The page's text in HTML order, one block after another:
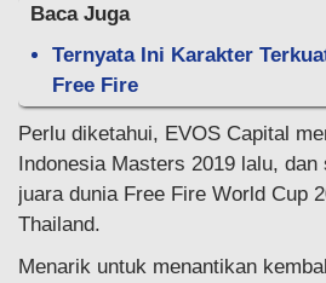
Baca Juga
Ternyata Ini Karakter
Free Fire
Perlu diketahui, EVOS Capital
Indonesia Masters 2019 lalu, dan
juara dunia Free Fire World Cup
Thailand.
Menarik untuk menantikan